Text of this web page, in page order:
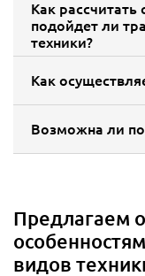
Как рассчитать
подойдет ли
техники?
Как
Возможна ли
Предлагаем
видов